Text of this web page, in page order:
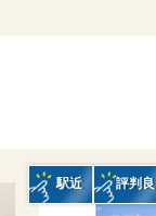
駅近 評判良